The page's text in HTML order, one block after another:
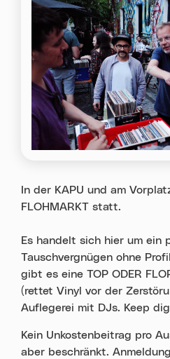
In der KAPU und am
FLOHMARKT statt.
Es handelt sich hier um ein
Tauschvergnügen ohne
gibt es eine TOP ODER
(rettet Vinyl vor der
Auflegerei mit DJs. Keep
Kein Unkostenbeitrag pro
aber beschränkt.